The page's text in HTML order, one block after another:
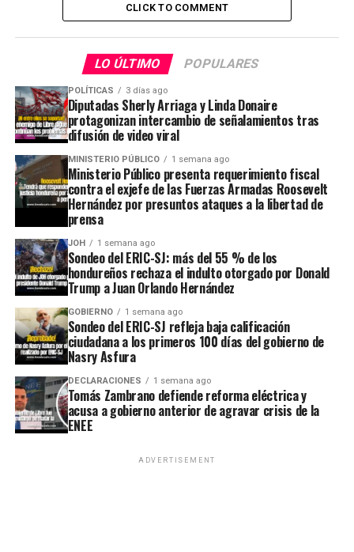
CLICK TO COMMENT
LO ÚLTIMO POPULARES
POLÍTICAS 3 días ago
Diputadas Sherly Arriaga y Linda Donaire
protagonizan intercambio de señalamientos tras
difusión de video viral
MINISTERIO PÚBLICO 1 semana ago
Ministerio Público presenta requerimiento fiscal
contra el exjefe de las Fuerzas Armadas Roosevelt
Hernández por presuntos ataques a la libertad de
prensa
JOH 1 semana ago
Sondeo del ERIC-SJ: más del 55 % de los
hondureños rechaza el indulto otorgado por Donald
Trump a Juan Orlando Hernández
GOBIERNO 1 semana ago
Sondeo del ERIC-SJ refleja baja calificación
ciudadana a los primeros 100 días del gobierno de
Nasry Asfura
DECLARACIONES 1 semana ago
Tomás Zambrano defiende reforma eléctrica y
acusa a gobierno anterior de agravar crisis de la
ENEE
ADVERTISEMENT